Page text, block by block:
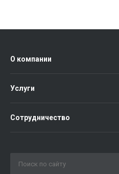
О компании
Услуги
Сотрудничество